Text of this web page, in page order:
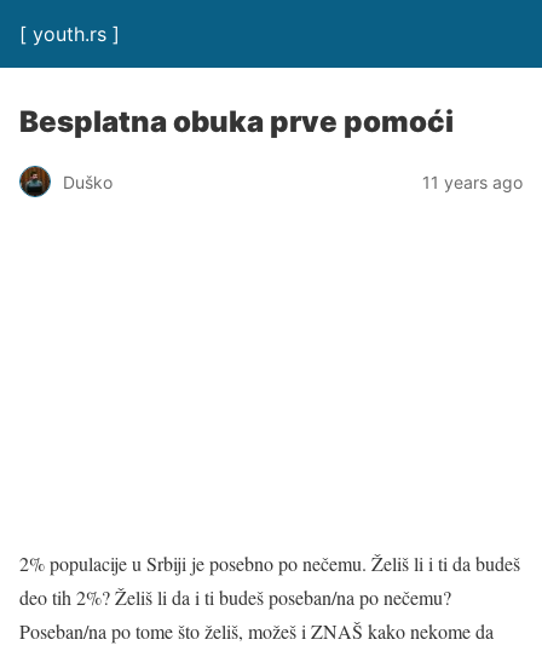
[ youth.rs ]
Besplatna obuka prve pomoći
Duško 11 years ago
2% populacije u Srbiji je posebno po nečemu. Želiš li i ti da budeš
deo tih 2%? Želiš li da i ti budeš poseban/na po nečemu?
Poseban/na po tome što želiš, možeš i ZNAŠ kako nekome da